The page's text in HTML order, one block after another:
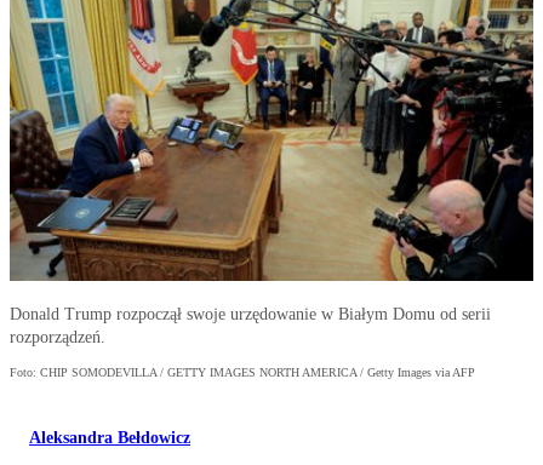
Donald Trump rozpoczął swoje urzędowanie w Białym Domu od serii
rozporządzeń.
Foto: CHIP SOMODEVILLA / GETTY IMAGES NORTH AMERICA / Getty Images via AFP
Aleksandra Bełdowicz